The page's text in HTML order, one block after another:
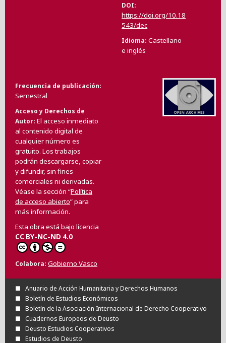
DOI
https://doi.org/10.18
543/dec
Idioma Castellano
e inglés
Frecuencia de publicación
Semestral
Acceso y Derechos de
Autor El acceso inmediato
al contenido digital de
cualquier número es
gratuito. Los trabajos
podrán descargarse, copiar
y difundir, sin fines
comerciales ni derivadas.
Véase la sección “Política
de acceso abierto” para
más información.
Esta obra está bajo licencia
CC BY-NC-ND 4.0
Colabora Gobierno Vasco
Anuario de Acción Humanitaria y Derechos Humanos
Boletín de Estudios Económicos
Boletín de la Asociación Internacional de Derecho Cooperativo
Cuadernos Europeos de Deusto
Deusto Estudios Cooperativos
Estudios de Deusto